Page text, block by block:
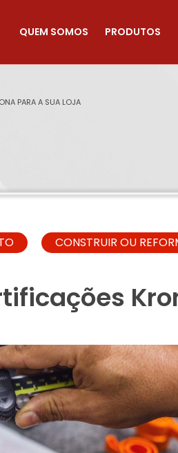
QUEM SOMOS PRODUTOS
PARA A SUA LOJA
CONSTRUIR OU